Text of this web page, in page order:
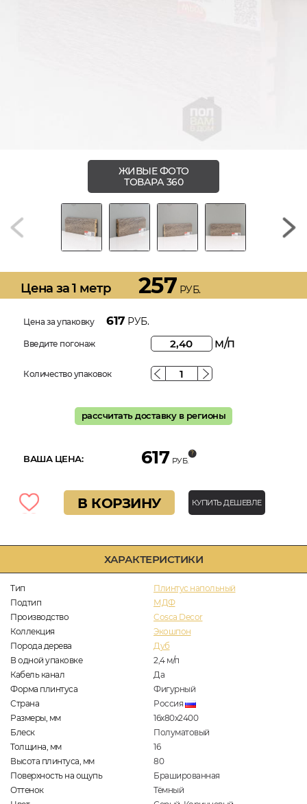
ХАРАКТЕРИСТИКИ
Тип
Плинтус напольный
Подтип
МДФ
Производство
Cosca Decor
Коллекция
Экошпон
Порода дерева
Дуб
В одной упаковке
2,4 м/п
Кабель канал
Да
Форма плинтуса
Фигурный
Страна
Россия
Размеры, мм
16х80х2400
Блеск
Полуматовый
Толщина, мм
16
Высота плинтуса, мм
80
Поверхность на ощупь
Брашированная
Оттенок
Тёмный
ЖИВЫЕ ФОТО
ТОВАРА 360
Цена за 1 метр 257 РУБ.
Цена за упаковку 617 РУБ.
Введите погонаж м/п
Количество упаковок
рассчитать доставку в регионы
ВАША ЦЕНА: 617 РУБ.
В КОРЗИНУ КУПИТЬ ДЕШЕВЛЕ